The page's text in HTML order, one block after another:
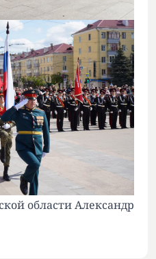
области Александр